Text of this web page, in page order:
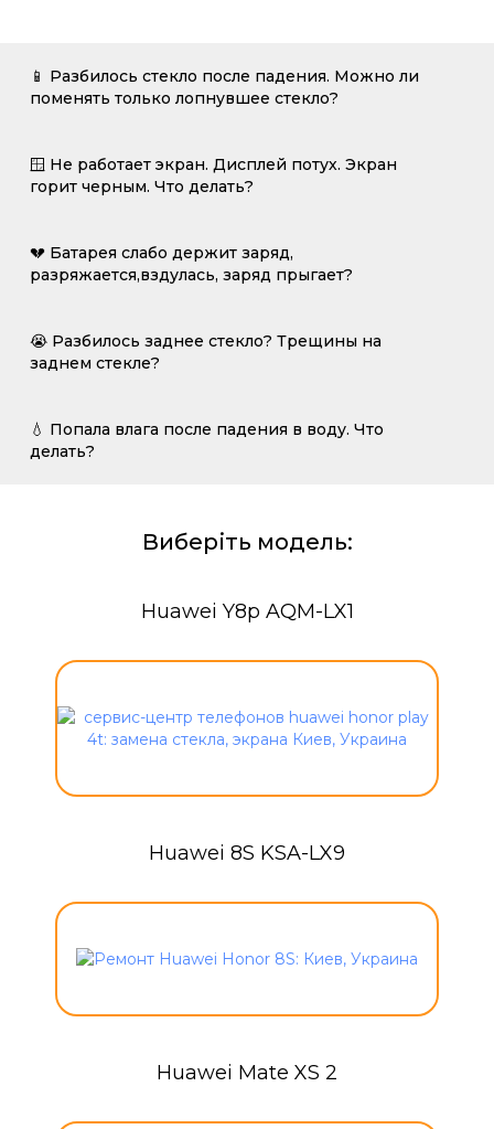
📱 Разбилось стекло после падения. Можно ли
поменять только лопнувшее стекло?
🪟 Не работает экран. Дисплей потух. Экран
горит черным. Что делать?
💔 Батарея слабо держит заряд,
разряжается,вздулась, заряд прыгает?
😭 Разбилось заднее стекло? Трещины на
заднем стекле?
💧 Попала влага после падения в воду. Что
делать?
Виберіть модель:
Huawei Y8p AQM-LX1
Huawei 8S KSA-LX9
Huawei Mate XS 2